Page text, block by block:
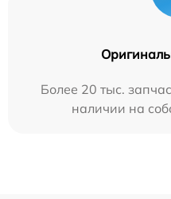
Более 20 тыс.
наличии на